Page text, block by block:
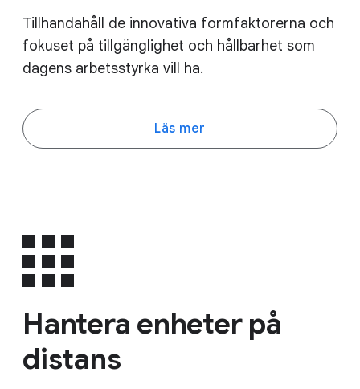
Tillhandahåll de innovativa formfaktorerna och
fokuset på tillgänglighet och hållbarhet som
dagens arbetsstyrka vill ha.
Läs mer
Hantera enheter på
distans